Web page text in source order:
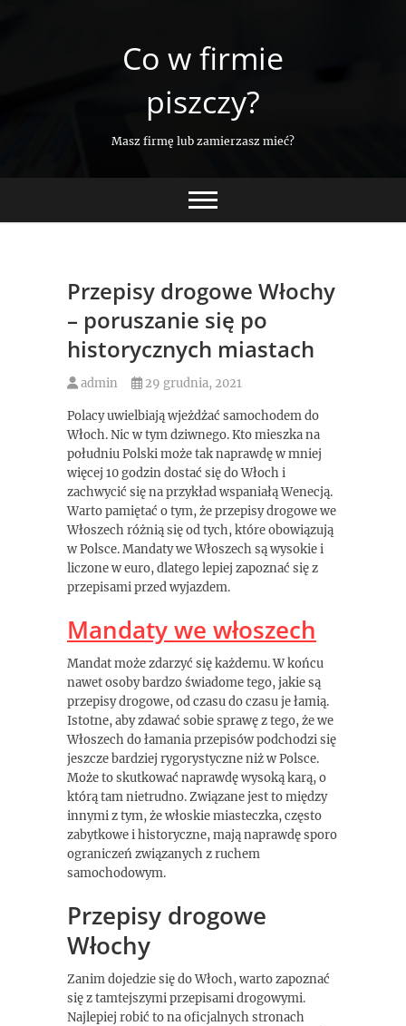
Co w firmie
piszczy?
Masz firmę lub zamierzasz mieć?
Przepisy drogowe Włochy
– poruszanie się po
historycznych miastach
admin 29 grudnia, 2021
Polacy uwielbiają wjeżdżać samochodem do
Włoch. Nic w tym dziwnego. Kto mieszka na
południu Polski może tak naprawdę w mniej
więcej 10 godzin dostać się do Włoch i
zachwycić się na przykład wspaniałą Wenecją.
Warto pamiętać o tym, że przepisy drogowe we
Włoszech różnią się od tych, które obowiązują
w Polsce. Mandaty we Włoszech są wysokie i
liczone w euro, dlatego lepiej zapoznać się z
przepisami przed wyjazdem.
Mandaty we włoszech
Mandat może zdarzyć się każdemu. W końcu
nawet osoby bardzo świadome tego, jakie są
przepisy drogowe, od czasu do czasu je łamią.
Istotne, aby zdawać sobie sprawę z tego, że we
Włoszech do łamania przepisów podchodzi się
jeszcze bardziej rygorystyczne niż w Polsce.
Może to skutkować naprawdę wysoką karą, o
którą tam nietrudno. Związane jest to między
innymi z tym, że włoskie miasteczka, często
zabytkowe i historyczne, mają naprawdę sporo
ograniczeń związanych z ruchem
samochodowym.
Przepisy drogowe
Włochy
Zanim dojedzie się do Włoch, warto zapoznać
się z tamtejszymi przepisami drogowymi.
Najlepiej robić to na oficjalnych stronach